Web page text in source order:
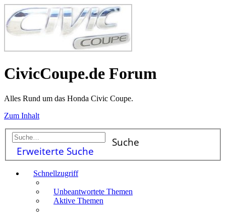
CivicCoupe.de Forum
Alles Rund um das Honda Civic Coupe.
Zum Inhalt
Suche
Erweiterte Suche
Schnellzugriff
Unbeantwortete Themen
Aktive Themen